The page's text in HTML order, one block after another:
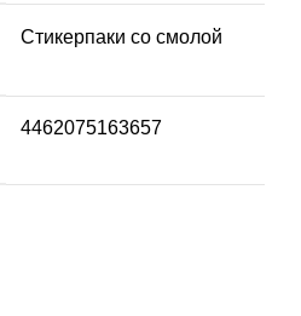
Стикерпаки со смолой
4462075163657